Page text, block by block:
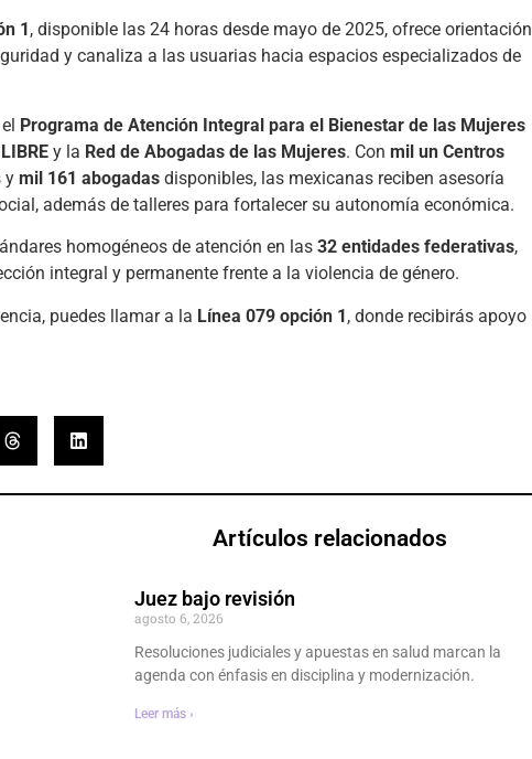
1 , disponible las 24 horas desde mayo de 2025, ofrece orientación
y canaliza a las usuarias hacia espacios especializados de
Programa de Atención Integral para el Bienestar de las Mujeres
y la Red de Abogadas de las Mujeres. Con mil un Centros
y mil 161 abogadas disponibles, las mexicanas reciben asesoría
además de talleres para fortalecer su autonomía económica.
homogéneos de atención en las 32 entidades federativas,
integral y permanente frente a la violencia de género.
puedes llamar a la Línea 079 opción 1, donde recibirás apoyo
Artículos relacionados
Juez bajo revisión
agosto 6, 2026
Resoluciones judiciales y apuestas en salud marcan la
agenda con énfasis en disciplina y modernización.
Leer más ›